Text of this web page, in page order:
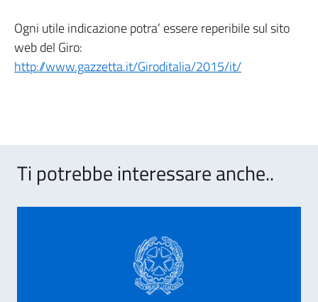
Ogni utile indicazione potra’ essere reperibile sul sito
web del Giro:
http://www.gazzetta.it/Giroditalia/2015/it/
Ti potrebbe interessare anche..